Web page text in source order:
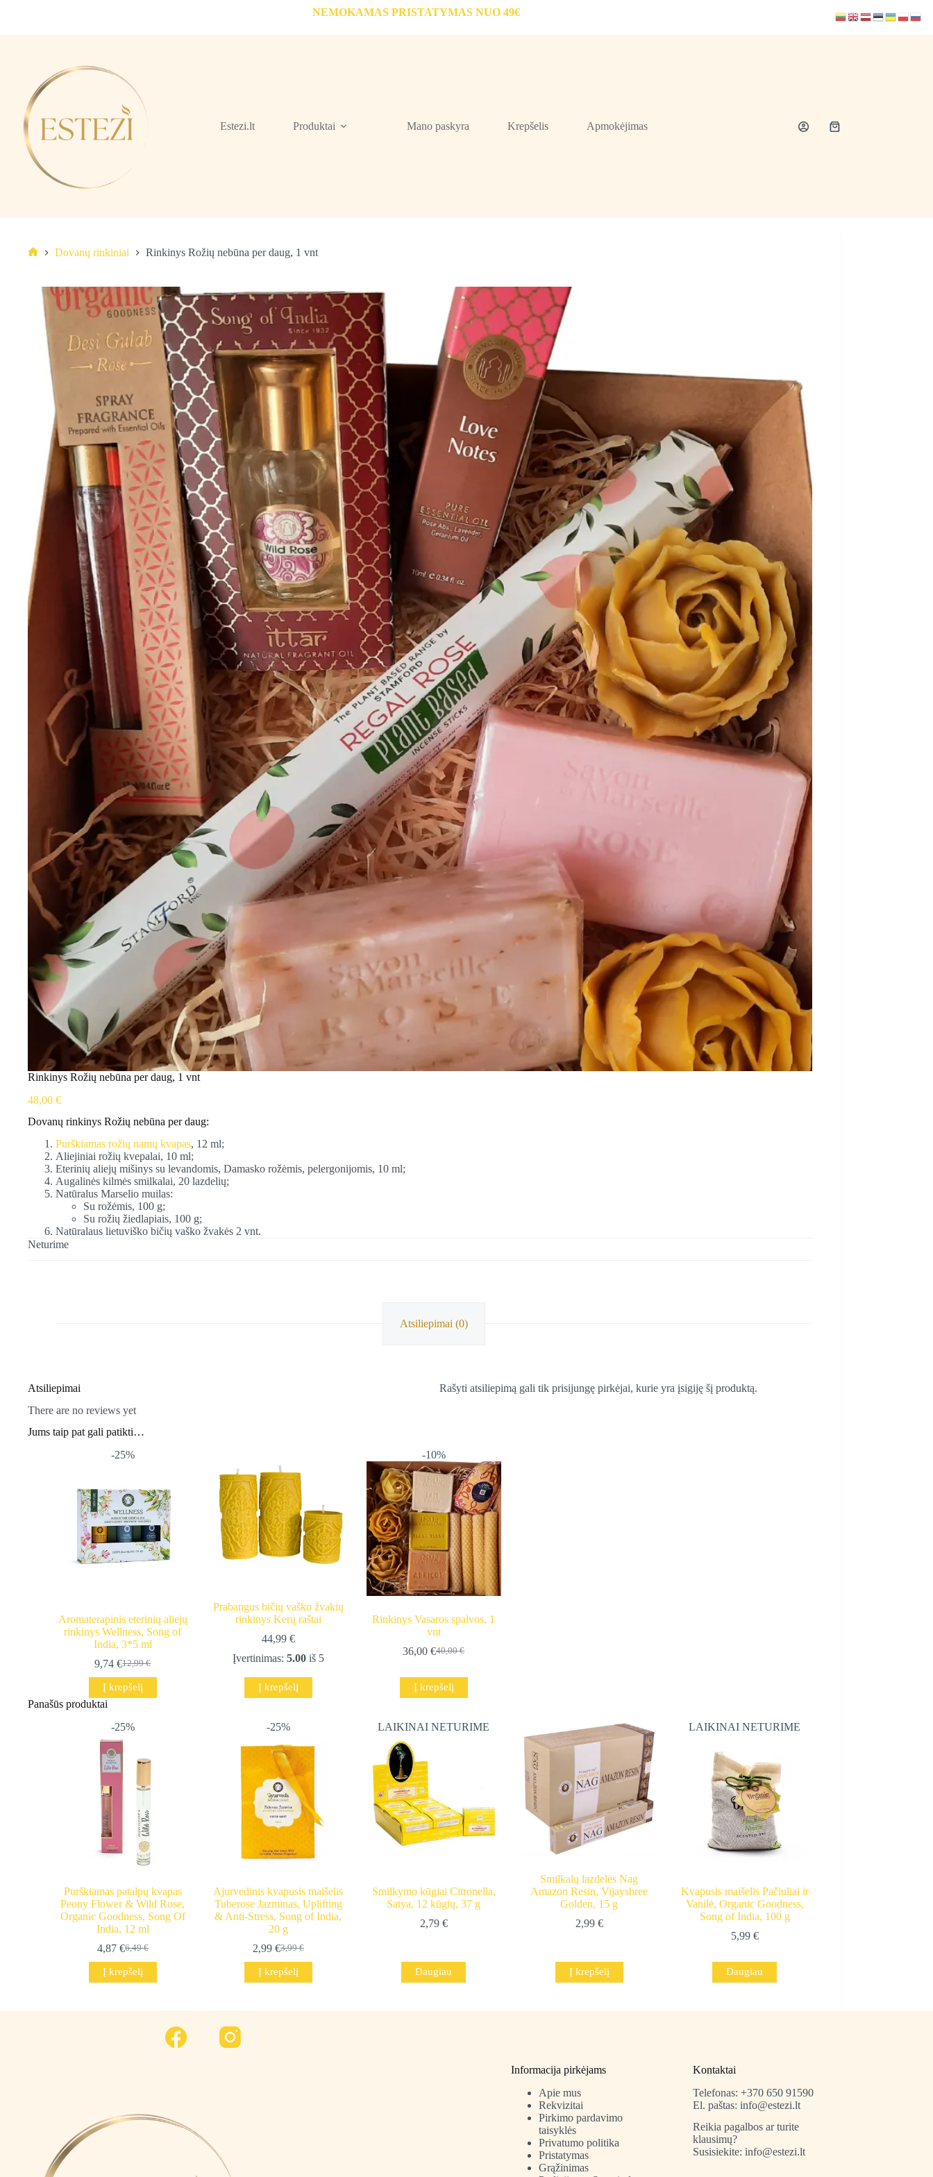
NEMOKAMAS PRISTATYMAS NUO 49€
Estezi.lt Produktai Mano paskyra Krepšelis Apmokėjimas
Shopping
Dovanų rinkiniai Rinkinys Rožių nebūna per daug, 1 vnt
Rinkinys Rožių nebūna per daug, 1 vnt
48,00 €
Dovanų rinkinys Rožių nebūna per daug:
Purškiamas rožių namų kvapas, 12 ml;
Aliejiniai rožių kvepalai, 10 ml;
Eterinių aliejų mišinys su levandomis, Damasko rožėmis, pelergonijomis, 10 ml;
Augalinės kilmės smilkalai, 20 lazdelių;
Natūralus Marselio muilas:
Su rožėmis, 100 g;
Su rožių žiedlapiais, 100 g;
Natūralaus lietuviško bičių vaško žvakės 2 vnt.
Neturime
Atsiliepimai (0)
Atsiliepimai
There are no reviews yet
Rašyti atsiliepimą gali tik prisijungę pirkėjai, kurie yra įsigiję šį produktą.
Jums taip pat gali patikti…
-25%
Aromaterapinis eterinių aliejų
rinkinys Wellness, Song of
India, 3*5 ml
12,99€
Original
price
was:
9,74€Current
price
is:
Į krepšelį
Prabangus bičių vaško žvakių
rinkinys Kerų raštai
44,99 €
Įvertinimas: 5.00iš 5
Į krepšelį
-10%
Rinkinys Vasaros spalvos, 1
vnt
40,00€
Original
was:
40,00 €.
36,00€Current
is:
36,00 €.
Į krepšelį
Panašūs produktai
-25%
Purškiamas patalpų kvapas
Peony Flower & Wild Rose,
Organic Goodness, Song Of
India, 12 ml
6,49€
Original
price
was:
4,87 €Current
price
is:
Į krepšelį
-25%
Ajurvedinis kvapusis maišelis
Tuberose Jazminas, Uplifting
& Anti-Stress, Song of India,
20 g
3,99€
Original
price
was:
2,99 €Current
price
is:
Į krepšelį
LAIKINAI NETURIME
Smilkymo kūgiai Citronella,
Satya, 12 kūgių, 37 g
2,79 €
Daugiau
Smilkalų lazdelės Nag
Amazon Resin, Vijayshree
Golden, 15 g
2,99 €
Į krepšelį
LAIKINAI NETURIME
Kvapusis maišelis Pačiuliai ir
Vanilė, Organic Goodness,
Song of India, 100 g
5,99 €
Daugiau
Informacija pirkėjams
Apie mus
Rekvizitai
Pirkimo pardavimo
taisyklės
Privatumo politika
Pristatymas
Grąžinimas
Kontaktai
Telefonas: +370 650 91590
El. paštas: info@estezi.lt
Reikia pagalbos ar turite
klausimų?
Susisiekite: info@estezi.lt